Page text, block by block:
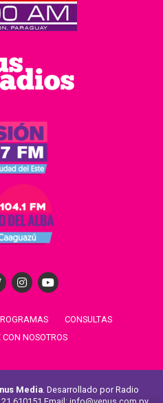
CONSULTAS
NOSOTROS
Media. Desarrollado por Radio